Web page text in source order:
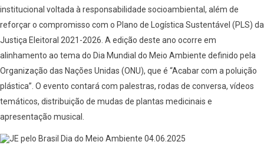
institucional voltada à responsabilidade socioambiental, além de
reforçar o compromisso com o Plano de Logística Sustentável (PLS) da
Justiça Eleitoral 2021-2026. A edição deste ano ocorre em
alinhamento ao tema do Dia Mundial do Meio Ambiente definido pela
Organização das Nações Unidas (ONU), que é “Acabar com a poluição
plástica”. O evento contará com palestras, rodas de conversa, vídeos
temáticos, distribuição de mudas de plantas medicinais e
apresentação musical.